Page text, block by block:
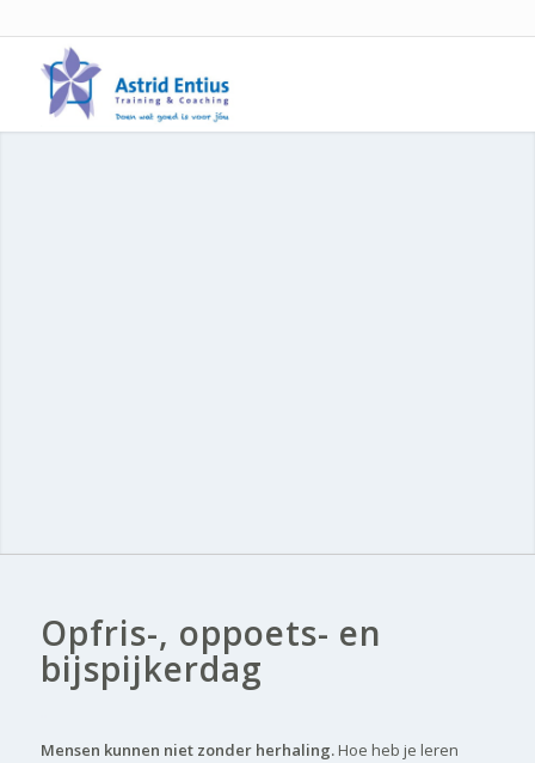
Opfris-, oppoets- en
bijspijkerdag
Mensen kunnen niet zonder herhaling.Hoe heb je leren